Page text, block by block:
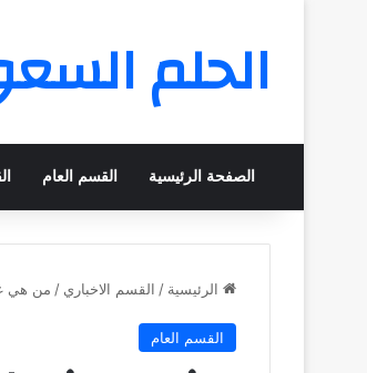
الحلم
الصفحة الرئيسية القسم العام
الرئيسية / القسم الاخباري / من هي
القسم العام